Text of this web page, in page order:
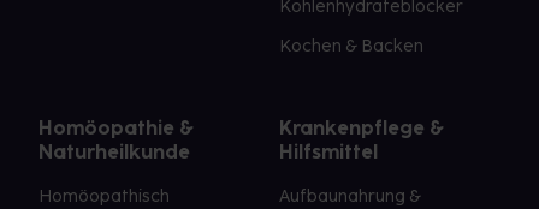
Kohlenhydrateblocker
Kochen & Backen
Homöopathie &
Naturheilkunde
Homöopathisch
Krankenpflege &
Hilfsmittel
Aufbaunahrung &